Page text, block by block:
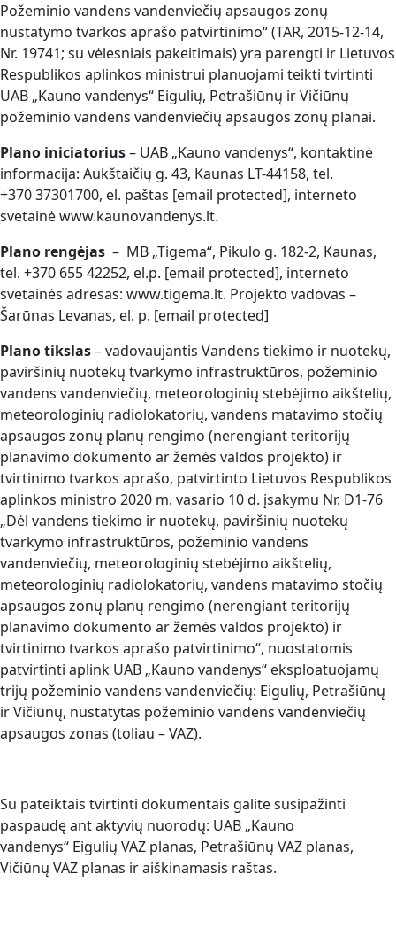
Požeminio vandens vandenviečių apsaugos zonų
nustatymo tvarkos aprašo patvirtinimo“ (TAR, 2015-12-14,
Nr. 19741; su vėlesniais pakeitimais) yra parengti ir Lietuvos
Respublikos aplinkos ministrui planuojami teikti tvirtinti
UAB „Kauno vandenys“ Eigulių, Petrašiūnų ir Vičiūnų
požeminio vandens vandenviečių apsaugos zonų planai.
Plano iniciatorius– UAB „Kauno vandenys“, kontaktinė
informacija: Aukštaičių g. 43, Kaunas LT-44158, tel.
+370 37301700, el. paštas [email protected], interneto
svetainė www.kaunovandenys.lt.
Plano rengėjas – MB „Tigema“, Pikulo g. 182-2, Kaunas,
tel. +370 655 42252, el.p. [email protected], interneto
svetainės adresas: www.tigema.lt. Projekto vadovas –
Šarūnas Levanas, el. p. [email protected]
Plano tikslas– vadovaujantis Vandens tiekimo ir nuotekų,
paviršinių nuotekų tvarkymo infrastruktūros, požeminio
vandens vandenviečių, meteorologinių stebėjimo aikštelių,
meteorologinių radiolokatorių, vandens matavimo stočių
apsaugos zonų planų rengimo (nerengiant teritorijų
planavimo dokumento ar žemės valdos projekto) ir
tvirtinimo tvarkos aprašo, patvirtinto Lietuvos Respublikos
aplinkos ministro 2020 m. vasario 10 d. įsakymu Nr. D1-76
„Dėl vandens tiekimo ir nuotekų, paviršinių nuotekų
tvarkymo infrastruktūros, požeminio vandens
vandenviečių, meteorologinių stebėjimo aikštelių,
meteorologinių radiolokatorių, vandens matavimo stočių
apsaugos zonų planų rengimo (nerengiant teritorijų
planavimo dokumento ar žemės valdos projekto) ir
tvirtinimo tvarkos aprašo patvirtinimo“, nuostatomis
patvirtinti aplink UAB „Kauno vandenys“ eksploatuojamų
trijų požeminio vandens vandenviečių: Eigulių, Petrašiūnų
ir Vičiūnų, nustatytas požeminio vandens vandenviečių
apsaugos zonas (toliau – VAZ).
Su pateiktais tvirtinti dokumentais galite susipažinti
paspaudę ant aktyvių nuorodų: UAB „Kauno
vandenys“ Eigulių VAZ planas, Petrašiūnų VAZ planas,
Vičiūnų VAZ planas ir aiškinamasis raštas.